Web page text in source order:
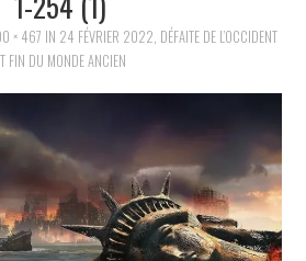
× 467 IN 24 FÉVRIER 2022, DÉFAITE DE L’OCCIDENT
FIN DU MONDE ANCIEN